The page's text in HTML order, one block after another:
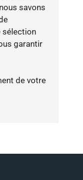
savons
sélection
garantir
de votre